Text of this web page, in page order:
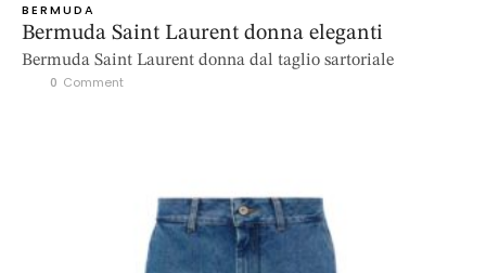
BERMUDA
Bermuda Saint Laurent donna eleganti
Bermuda Saint Laurent donna dal taglio sartoriale
0 Comment